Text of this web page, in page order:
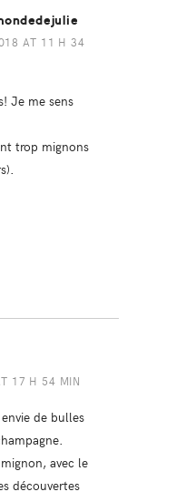
AT 11 H 34
Je me sens
trop mignons
17 H 54 MIN
de bulles
avec le
découvertes